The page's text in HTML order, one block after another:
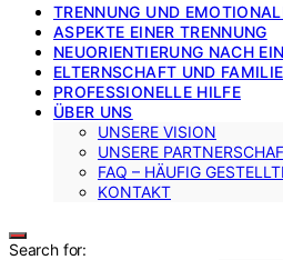
TRENNUNG UND
ASPEKTE EINER TRENNUNG
NEUORIENTIERUNG NACH
ELTERNSCHAFT UND
PROFESSIONELLE HILFE
ÜBER UNS
UNSERE VISION
UNSERE
FAQ – HÄUFIG
KONTAKT
Search for: